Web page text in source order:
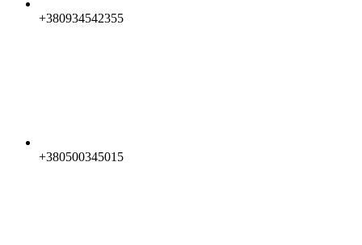
+380934542355
+380500345015